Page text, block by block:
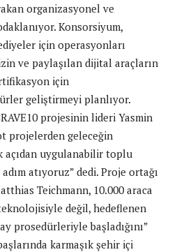
organizasyonel ve
Konsorsiyum,
için operasyonları
ve paylaşılan dijital araçların
için
geliştirmeyi planlıyor.
projesinin lideri Yasmin
projelerden geleceğin
uygulanabilir toplu
atıyoruz” dedi. Proje ortağı
Teichmann, 10.000 araca
değil, hedeflenen
prosedürleriyle başladığını”
karmaşık şehir içi